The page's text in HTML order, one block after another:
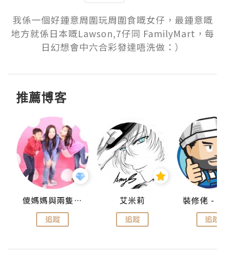
我係一個好鍾意周圍玩周圍食嘅女仔，最鍾意嘅
地方就係日本嘅Lawson,7仔同 FamilyMart，每
日幻想會中六合彩發達唔洗做：）
推薦博客
儍媽媽與兩隻小魔怪之家
追蹤
艾米莉
追蹤 追蹤